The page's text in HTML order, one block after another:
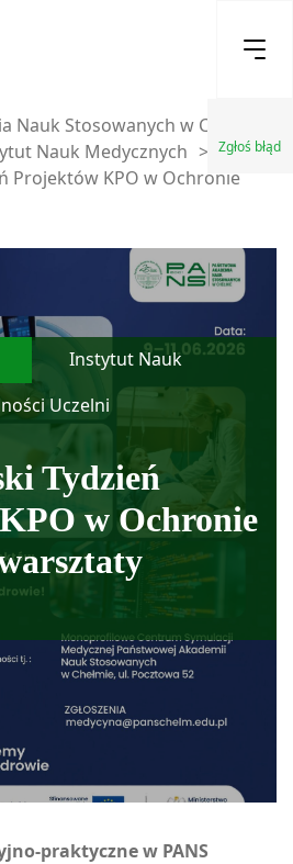
Zgłoś błąd
Nauk Stosowanych w Chełmie
Nauk Medycznych >
Projektów KPO w Ochronie
Instytut Nauk
Uczelni
Tydzień
w Ochronie
praktyczne w PANS